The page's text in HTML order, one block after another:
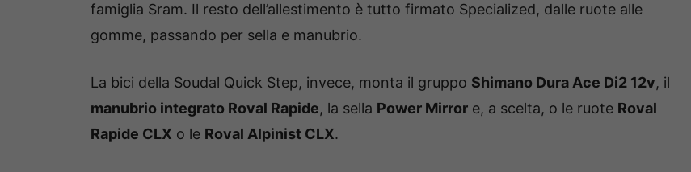
famiglia Sram. Il resto dell’allestimento è tutto firmato Specialized, dalle ruote alle
gomme, passando per sella e manubrio.
La bici della Soudal Quick Step, invece, monta il gruppo Shimano Dura Ace Di2 12v, il
manubrio integrato Roval Rapide, la sella Power Mirror e, a scelta, o le ruote Roval
Rapide CLX o le Roval Alpinist CLX.